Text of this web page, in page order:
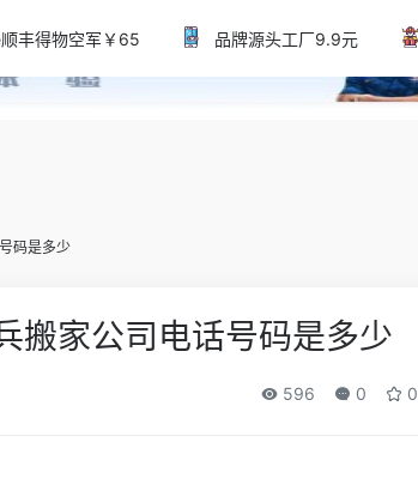
丰得物空军￥65 品牌源头工厂9.9元
码是多少
搬家公司电话号码是多少
596 0 0